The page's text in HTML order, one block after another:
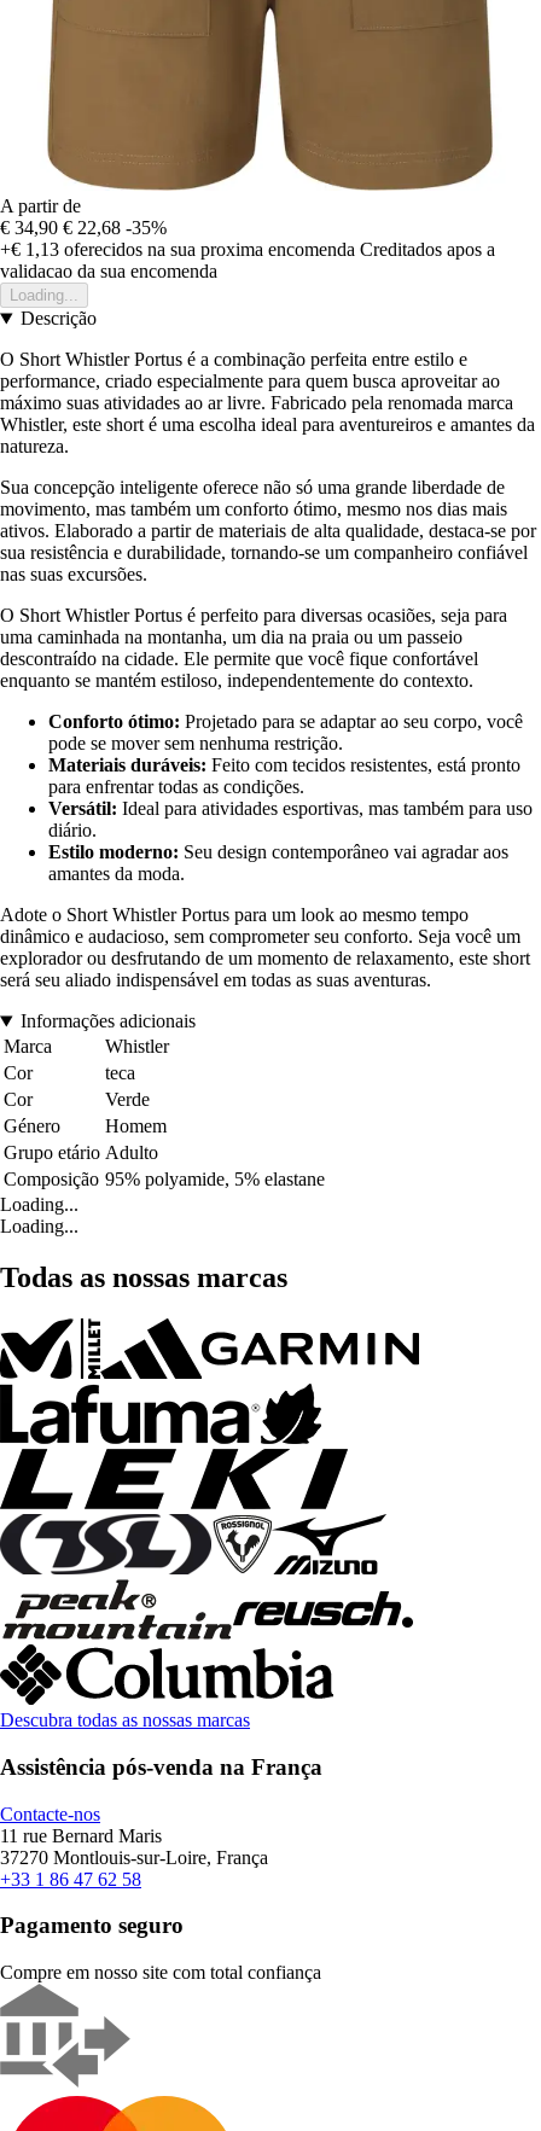
A partir de
€ 34,90 € 22,68 -35%
+€ 1,13 oferecidos na sua proxima encomenda Creditados apos a
validacao da sua encomenda
Loading...
Descrição
O Short Whistler Portus é a combinação perfeita entre estilo e
performance, criado especialmente para quem busca aproveitar ao
máximo suas atividades ao ar livre. Fabricado pela renomada marca
Whistler, este short é uma escolha ideal para aventureiros e amantes da
natureza.
Sua concepção inteligente oferece não só uma grande liberdade de
movimento, mas também um conforto ótimo, mesmo nos dias mais
ativos. Elaborado a partir de materiais de alta qualidade, destaca-se por
sua resistência e durabilidade, tornando-se um companheiro confiável
nas suas excursões.
O Short Whistler Portus é perfeito para diversas ocasiões, seja para
uma caminhada na montanha, um dia na praia ou um passeio
descontraído na cidade. Ele permite que você fique confortável
enquanto se mantém estiloso, independentemente do contexto.
Conforto ótimo: Projetado para se adaptar ao seu corpo, você
pode se mover sem nenhuma restrição.
Materiais duráveis: Feito com tecidos resistentes, está pronto
para enfrentar todas as condições.
Versátil: Ideal para atividades esportivas, mas também para uso
diário.
Estilo moderno: Seu design contemporâneo vai agradar aos
amantes da moda.
Adote o Short Whistler Portus para um look ao mesmo tempo
dinâmico e audacioso, sem comprometer seu conforto. Seja você um
explorador ou desfrutando de um momento de relaxamento, este short
será seu aliado indispensável em todas as suas aventuras.
Informações adicionais
Marca
Whistler
Cor
teca
Cor
Verde
Género
Homem
Grupo etário Adulto
Composição 95% polyamide, 5% elastane
Loading...
Loading...
Todas as nossas marcas
Descubra todas as nossas marcas
Assistência pós-venda na França
Contacte-nos
11 rue Bernard Maris
37270 Montlouis-sur-Loire, França
+33 1 86 47 62 58
Pagamento seguro
Compre em nosso site com total confiança